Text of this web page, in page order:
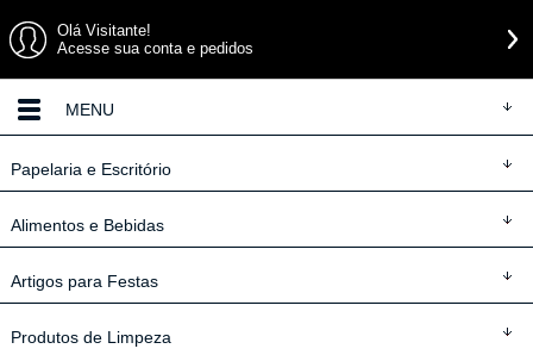
Olá Visitante!
Acesse sua conta e pedidos
MENU
Papelaria e Escritório
Alimentos e Bebidas
Artigos para Festas
Produtos de Limpeza